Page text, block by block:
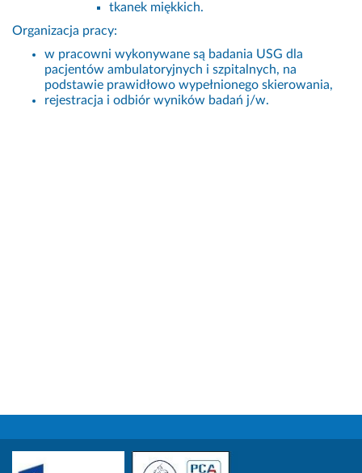
tkanek miękkich.
Organizacja pracy:
w pracowni wykonywane są badania USG dla
pacjentów ambulatoryjnych i szpitalnych, na
podstawie prawidłowo wypełnionego skierowania,
rejestracja i odbiór wyników badań j/w.